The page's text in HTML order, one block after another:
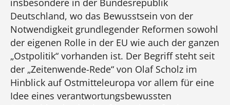
insbesondere in der Bundesrepublik
Deutschland, wo das Bewusstsein von der
Notwendigkeit grundlegender Reformen sowohl
der eigenen Rolle in der EU wie auch der ganzen
„Ostpolitik“ vorhanden ist. Der Begriff steht seit
der „Zeitenwende-Rede“ von Olaf Scholz im
Hinblick auf Ostmitteleuropa vor allem für eine
Idee eines verantwortungsbewussten